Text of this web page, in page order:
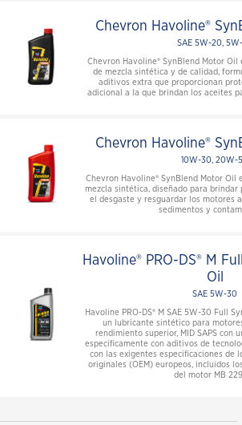
Chevron Havoline®
SAE 5W-20,
Chevron Havoline® SynBlend Motor
de mezcla sintética y de calidad,
aditivos extra que proporcionan
adicional a la que brindan los aceites
Chevron Havoline®
10W-30, 20W-
Chevron Havoline® SynBlend Motor Oil
mezcla sintética, diseñado para brindar
el desgaste y resguardar los motores
sedimentos y
Havoline® PRO-DS® M
Oil
SAE 5W-30
Havoline PRO-DS® M SAE 5W-30 Full
un lubricante sintético para
rendimiento superior, MID SAPS con
específicamente con aditivos de
con las exigentes especificaciones de
originales (OEM) europeos, incluidos
del motor MB